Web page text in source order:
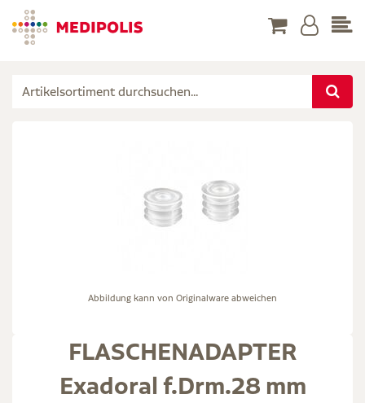
Abbildung kann von Originalware abweichen
FLASCHENADAPTER
Exadoral f.Drm.28 mm